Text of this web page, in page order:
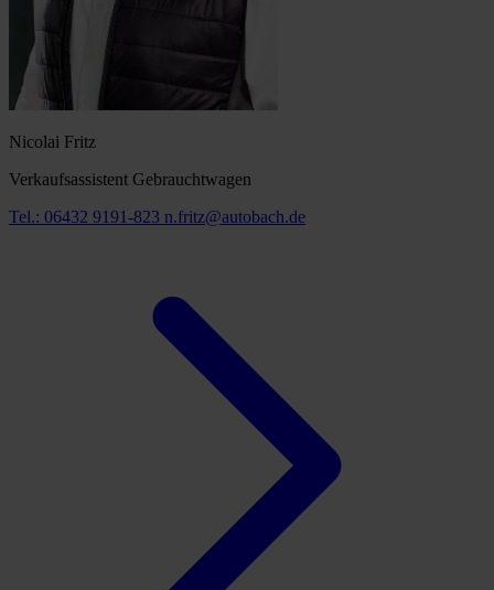
Nicolai Fritz
Verkaufsassistent Gebrauchtwagen
Tel.: 06432 9191-823 n.fritz@autobach.de